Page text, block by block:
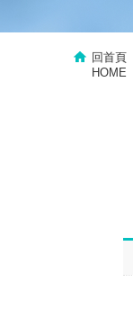
回首頁
HOME